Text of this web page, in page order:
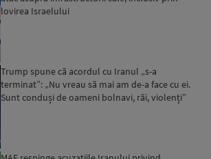
lovirea Israelului
Trump spune că acordul cu Iranul „s-a
terminat”: „Nu vreau să mai am de-a face cu ei.
Sunt conduși de oameni bolnavi, răi, violenți”